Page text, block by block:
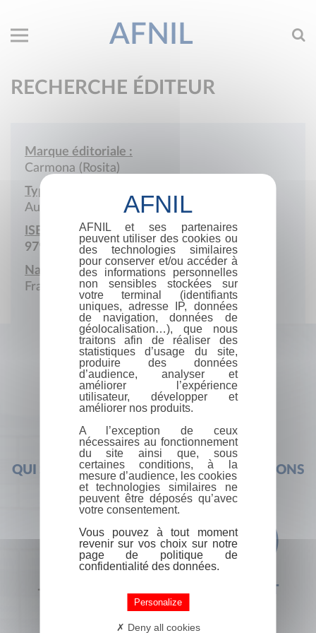
AFNIL
RECHERCHE ÉDITEUR
Marque éditoriale :
Carmona (Rosita)
Type de société :
Auto-édition
ISBN :
979-10-978267
Nationalité :
France
QUI SOMMES-NOUS ? FOIRE AUX QUESTIONS
+33 (0) 1 44 41 29 19 CONTACT
AFNIL et ses partenaires
peuvent utiliser des cookies ou
des technologies similaires
pour conserver et/ou accéder à
des informations personnelles
non sensibles stockées sur
votre terminal (identifiants
uniques, adresse IP, données
de navigation, données de
géolocalisation…), que nous
traitons afin de réaliser des
statistiques d’usage du site,
produire des données
d’audience, analyser et
améliorer l’expérience
utilisateur, développer et
améliorer nos produits.
A l’exception de ceux
nécessaires au fonctionnement
du site ainsi que, sous
certaines conditions, à la
mesure d’audience, les cookies
et technologies similaires ne
peuvent être déposés qu’avec
votre consentement.
Vous pouvez à tout moment
revenir sur vos choix sur notre
page de politique de
confidentialité des données.
Personalize
Deny all cookies